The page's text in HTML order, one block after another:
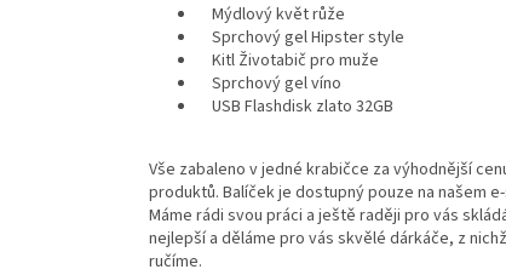
Mýdlový květ růže
Sprchový gel Hipster style
Kitl Životabič pro muže
Sprchový gel víno
USB Flashdisk zlato 32GB
Vše zabaleno v jedné krabičce za výhodnější
produktů. Balíček je dostupný pouze na našem
Máme rádi svou práci a ještě raději pro vás
nejlepší a děláme pro vás skvělé dárkáče, z
ručíme.